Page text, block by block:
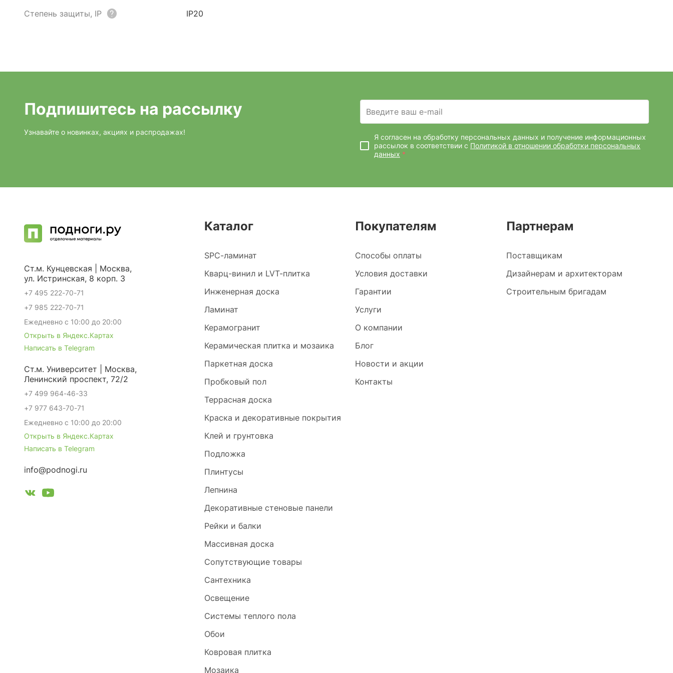
Степень защиты, IP
IP20
Подпишитесь на рассылку
Узнавайте о новинках, акциях и распродажах!
Введите ваш e-mail
Я согласен на обработку персональных данных и получение информационных
рассылок в соответствии с Политикой в отношении обработки персональных
данных *
Каталог
SPC-ламинат
Кварц-винил и LVT-плитка
Инженерная доска
Ламинат
Керамогранит
Керамическая плитка и мозаика
Паркетная доска
Пробковый пол
Террасная доска
Краска и декоративные покрытия
Клей и грунтовка
Подложка
Плинтусы
Лепнина
Декоративные стеновые панели
Рейки и балки
Массивная доска
Сопутствующие товары
Сантехника
Освещение
Системы теплого пола
Обои
Ковровая плитка
Мозаика
Покупателям
Способы оплаты
Условия доставки
Гарантии
Услуги
О компании
Блог
Новости и акции
Контакты
Партнерам
Поставщикам
Дизайнерам и архитекторам
Строительным бригадам
Ст.м. Кунцевская | Москва,
ул. Истринская, 8 корп. 3
+7 495 222-70-71
+7 985 222-70-71
Ежедневно с 10:00 до 20:00
Открыть в Яндекс.Картах
Написать в Telegram
Ст.м. Университет | Москва,
Ленинский проспект, 72/2
+7 499 964-46-33
+7 977 643-70-71
Ежедневно с 10:00 до 20:00
Открыть в Яндекс.Картах
Написать в Telegram
info@podnogi.ru